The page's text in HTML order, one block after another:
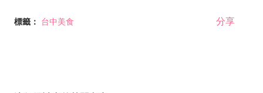
標籤： 台中美食 分享